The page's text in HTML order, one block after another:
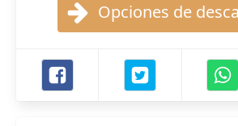
Opciones de